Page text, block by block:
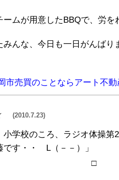
ムが用意したBBQで、労を
んな、今日も一日がんばり
市売買のことならアート不
(2010.7.23)
小学校のころ、ラジオ体操第
です・・ L（－－）」